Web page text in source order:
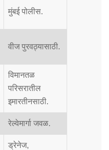
मुंबई पोलीस.
वीज पुरवठ्यासाठी.
विमानतळ
परिसरातील
इमारतीनसाठी.
रेल्वेमार्गा जवळ.
ड्रेनेज,